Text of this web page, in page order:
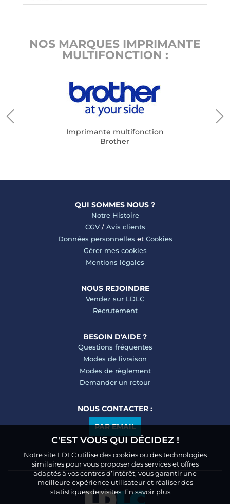
NOS MARQUES IMPRIMANTE
MULTIFONCTION :
Imprimante multifonction
Brother
QUI SOMMES NOUS ?
Notre Histoire
CGV/ Avis clients
Données personnelles et Cookies
Gérer mes cookies
Mentions légales
NOUS REJOINDRE
Vendez sur LDLC
Recrutement
BESOIN D'AIDE ?
Questions fréquentes
Modes de livraison
Modes de règlement
Demander un retour
NOUS CONTACTER :
PAR EMAIL
C'EST VOUS QUI DÉCIDEZ !
Notre site LDLC utilise des cookies ou des technologies
similaires pour vous proposer des services et offres
adaptés à vos centres d’intérêt, vous garantir une
meilleure expérience utilisateur et réaliser des
statistiques de visites.En savoir plus.